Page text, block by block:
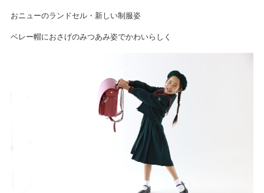
おニューのランドセル・新しい制服姿
ベレー帽におさげのみつあみ姿でかわいらしく